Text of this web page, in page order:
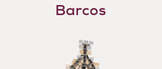
Barcos